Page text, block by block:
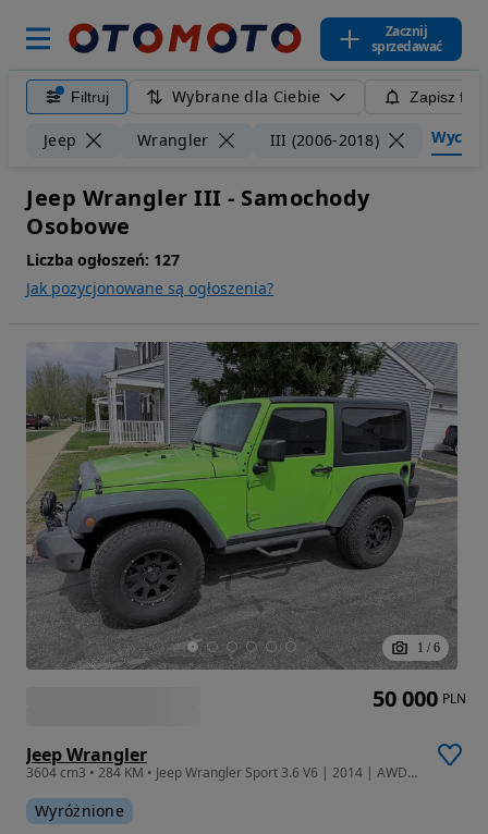
Zacznij
sprzedawać
Filtruj Wybrane dla Ciebie Zapisz
Jeep Wrangler III (2006-2018)
Jeep Wrangler III - Samochody
Osobowe
Liczba ogłoszeń: 127
Jak pozycjonowane są ogłoszenia?
1 / 6
Jeep Wrangler
3604 cm3 • 284 KM • Jeep Wrangler Sport 3.6 V6 | 2014 | AWD/4WD
Wyróżnione
50 000 PLN